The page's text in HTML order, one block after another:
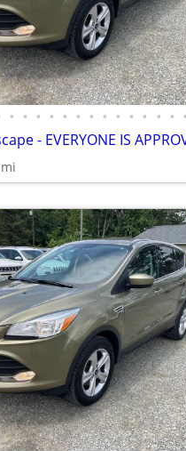
• • • • • • • • • • • • • •
- EVERYONE IS